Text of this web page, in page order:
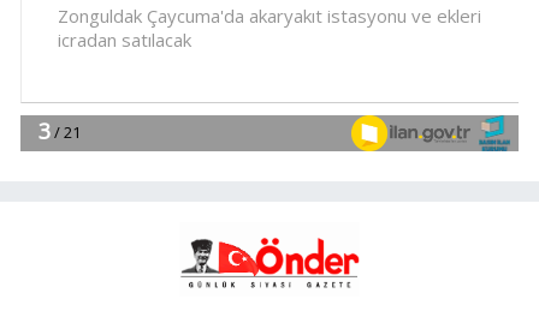
19:00Ganita Akşamları'nda büyük
YAŞAM
Kırsal yollara neşter
akşamlarına ritim katıyor